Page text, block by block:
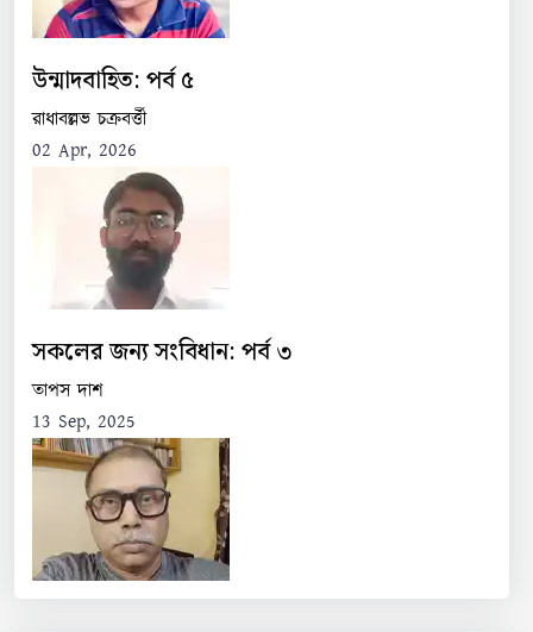
উন্মাদবাহিত: পর্ব ৫
রাধাবল্লভ চক্রবর্ত্তী
02 Apr, 2026
সকলের জন্য সংবিধান: পর্ব ৩
তাপস দাশ
13 Sep, 2025